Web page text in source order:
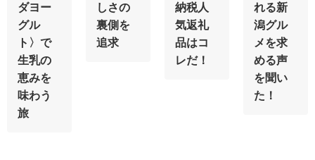
ダヨー
グル
ト〉で
生乳の
恵みを
味わう
旅
しさの
裏側を
追求
納税人
気返礼
品はコ
レだ！
れる新
潟グル
メを求
める声
を聞い
た！